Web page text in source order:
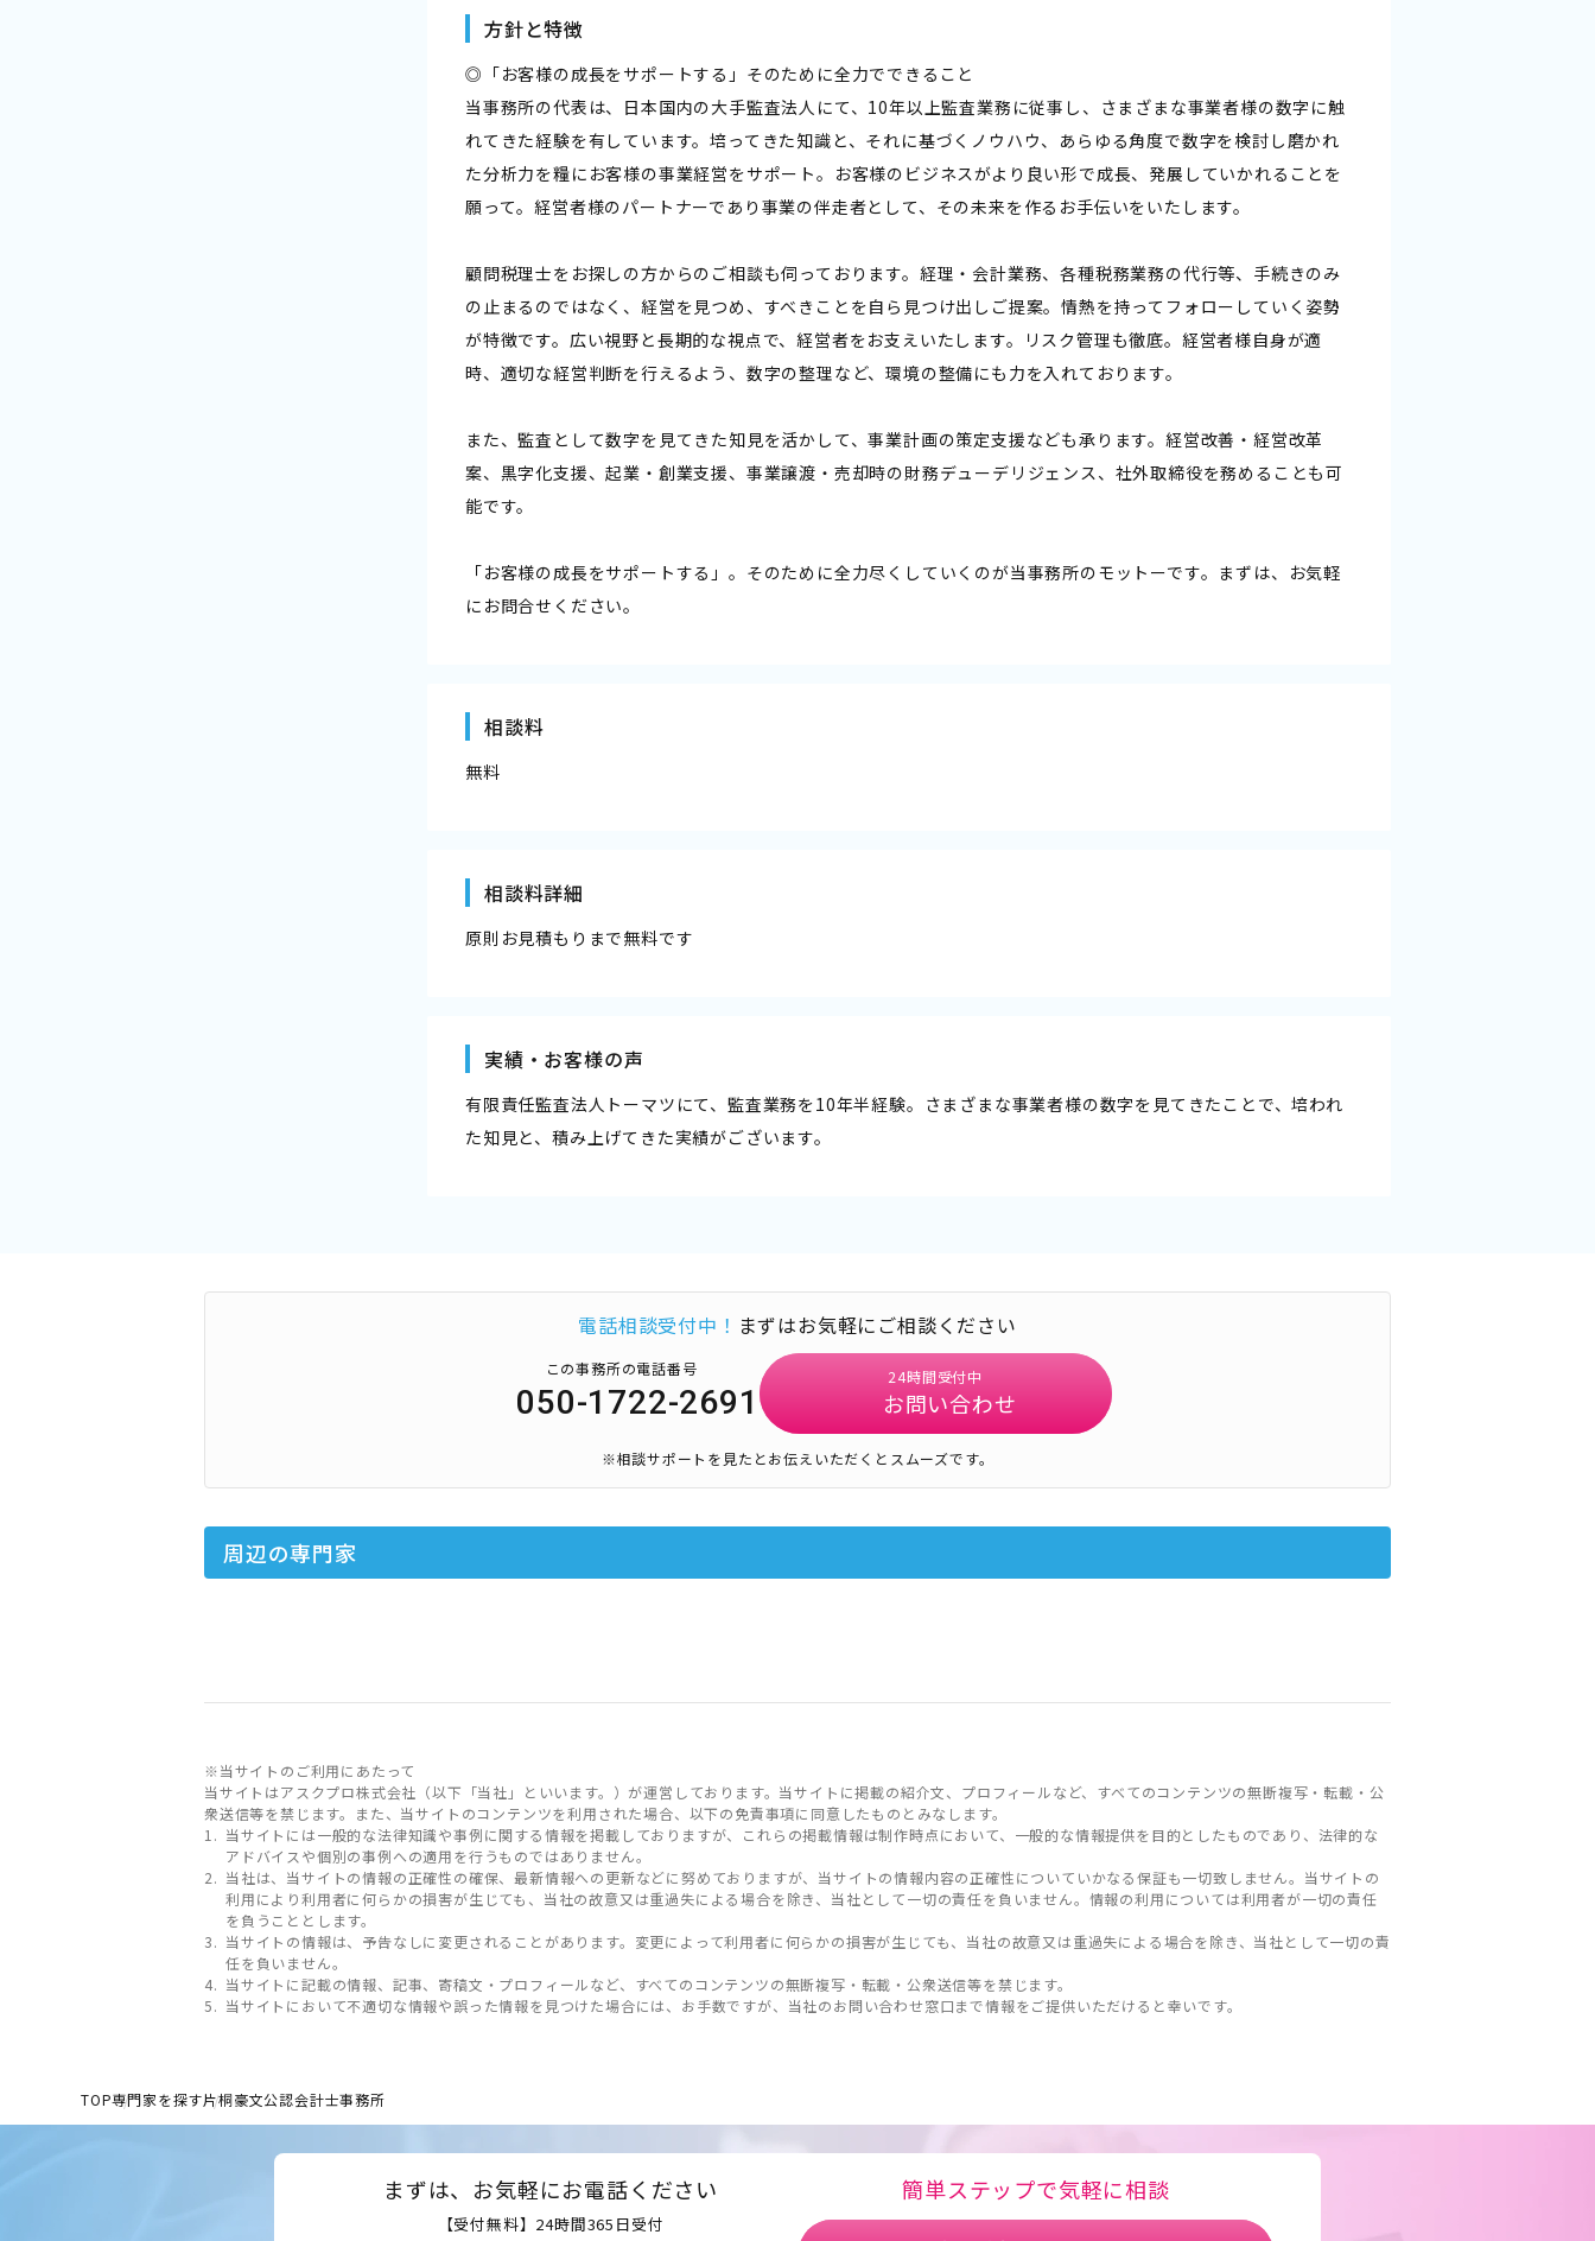
方針と特徴
◎「お客様の成長をサポートする」そのために全力でできること
当事務所の代表は、日本国内の大手監査法人にて、10年以上監査業務に従事し、さまざまな事業者様の数字に触
れてきた経験を有しています。培ってきた知識と、それに基づくノウハウ、あらゆる角度で数字を検討し磨かれ
た分析力を糧にお客様の事業経営をサポート。お客様のビジネスがより良い形で成長、発展していかれることを
願って。経営者様のパートナーであり事業の伴走者として、その未来を作るお手伝いをいたします。
顧問税理士をお探しの方からのご相談も伺っております。経理・会計業務、各種税務業務の代行等、手続きのみ
の止まるのではなく、経営を見つめ、すべきことを自ら見つけ出しご提案。情熱を持ってフォローしていく姿勢
が特徴です。広い視野と長期的な視点で、経営者をお支えいたします。リスク管理も徹底。経営者様自身が適
時、適切な経営判断を行えるよう、数字の整理など、環境の整備にも力を入れております。
また、監査として数字を見てきた知見を活かして、事業計画の策定支援なども承ります。経営改善・経営改革
案、黒字化支援、起業・創業支援、事業譲渡・売却時の財務デューデリジェンス、社外取締役を務めることも可
能です。
「お客様の成長をサポートする」。そのために全力尽くしていくのが当事務所のモットーです。まずは、お気軽
にお問合せください。
相談料
無料
相談料詳細
原則お見積もりまで無料です
実績・お客様の声
有限責任監査法人トーマツにて、監査業務を10年半経験。さまざまな事業者様の数字を見てきたことで、培われ
た知見と、積み上げてきた実績がございます。
電話相談受付中！ まずはお気軽にご相談ください
この事務所の電話番号
050-1722-2691
24時間受付中
お問い合わせ
※相談サポートを見たとお伝えいただくとスムーズです。
周辺の専門家
※当サイトのご利用にあたって
当サイトはアスクプロ株式会社（以下「当社」といいます。）が運営しております。当サイトに掲載の紹介文、プロフィールなど、すべてのコンテンツの無断複写・転載・公
衆送信等を禁じます。また、当サイトのコンテンツを利用された場合、以下の免責事項に同意したものとみなします。
当サイトには一般的な法律知識や事例に関する情報を掲載しておりますが、これらの掲載情報は制作時点において、一般的な情報提供を目的としたものであり、法律的な
アドバイスや個別の事例への適用を行うものではありません。
当社は、当サイトの情報の正確性の確保、最新情報への更新などに努めておりますが、当サイトの情報内容の正確性についていかなる保証も一切致しません。当サイトの
利用により利用者に何らかの損害が生じても、当社の故意又は重過失による場合を除き、当社として一切の責任を負いません。情報の利用については利用者が一切の責任
を負うこととします。
当サイトの情報は、予告なしに変更されることがあります。変更によって利用者に何らかの損害が生じても、当社の故意又は重過失による場合を除き、当社として一切の責
任を負いません。
当サイトに記載の情報、記事、寄稿文・プロフィールなど、すべてのコンテンツの無断複写・転載・公衆送信等を禁じます。
当サイトにおいて不適切な情報や誤った情報を見つけた場合には、お手数ですが、当社のお問い合わせ窓口まで情報をご提供いただけると幸いです。
TOP専門家を探す片桐豪文公認会計士事務所
まずは、お気軽にお電話ください
【受付無料】24時間365日受付
簡単ステップで気軽に相談